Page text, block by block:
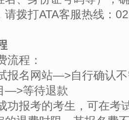
请拨打ATA客服热线：
流程：
报名网站—>自行确认
—>等待退款
功报考的考生，可在考